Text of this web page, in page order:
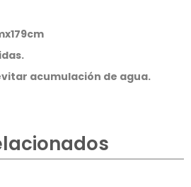
acumulación de agua.